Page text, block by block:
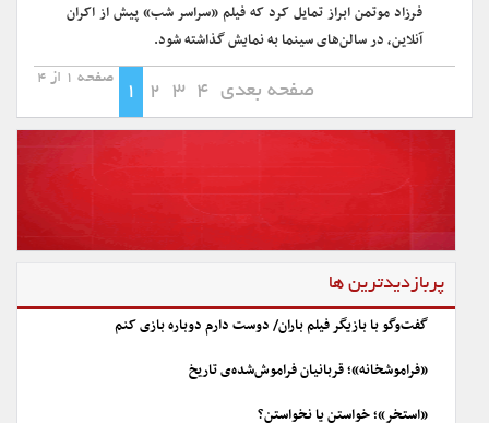
فرزاد موتمن ابراز تمایل کرد که فیلم «سراسر شب» پیش از اکران
آنلاین، در سالن‌های سینما به نمایش گذاشته شود.
صفحه 1 از 4
1 2 3 4 صفحه بعدی
پربازدیدترین ها
گفت‌وگو با بازیگر فیلم باران/ دوست دارم دوباره بازی کنم
«فراموشخانه»؛ قربانیان فراموش‌شده‌ی تاریخ
«استخر»؛ خواستن یا نخواستن؟